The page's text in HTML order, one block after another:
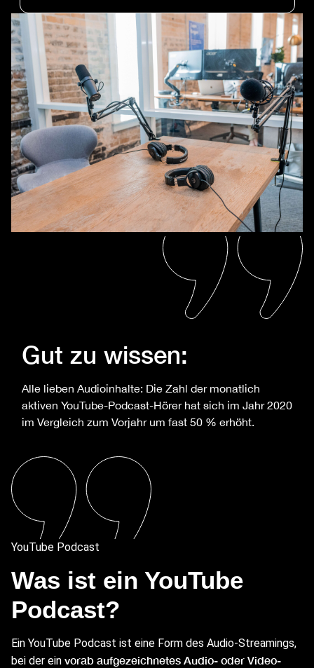
Gut zu wissen:
Alle lieben Audioinhalte: Die Zahl der monatlich
aktiven YouTube-Podcast-Hörer hat sich im Jahr 2020
im Vergleich zum Vorjahr um fast 50 % erhöht.
YouTube Podcast
Was ist ein YouTube
Podcast?
Ein YouTube Podcast ist eine Form des Audio-Streamings,
bei der ein vorab aufgezeichnetes Audio- oder Video-